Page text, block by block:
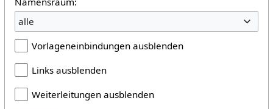
alle
Vorlageneinbindungen ausblenden
Links ausblenden
Weiterleitungen ausblenden